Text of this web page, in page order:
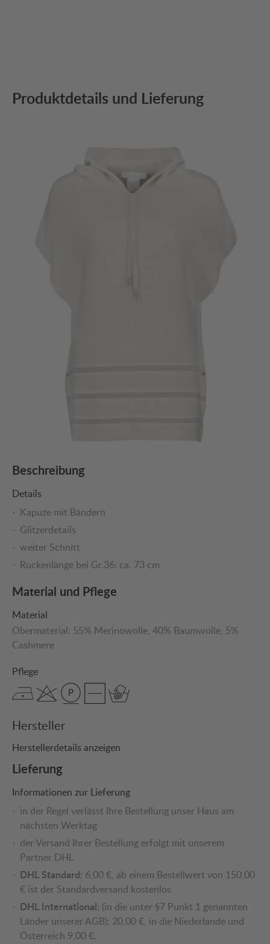
Produktdetails und Lieferung
Beschreibung
Details
Kapuze mit Bändern
Glitzerdetails
weiter Schnitt
Rückenlänge bei Gr.36: ca. 73 cm
Material und Pflege
Material
Obermaterial: 55% Merinowolle, 40% Baumwolle, 5%
Cashmere
Pflege
Hersteller
Herstellerdetails anzeigen
Lieferung
Informationen zur Lieferung
in der Regel verlässt Ihre Bestellung unser Haus am
nächsten Werktag
der Versand Ihrer Bestellung erfolgt mit unserem
Partner DHL
DHL Standard: 6,00 €, ab einem Bestellwert von 150,00
€ ist der Standardversand kostenlos
DHL International: (in die unter §7 Punkt 1 genannten
Länder unserer AGB): 20,00 €, in die Niederlande und
Österreich 9,00 €.